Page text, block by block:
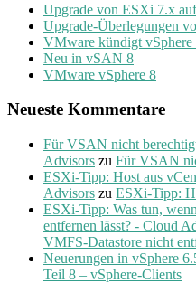
Upgrade von ESXi 7.x
Upgrade-Überlegungen
VMware kündigt
Neu in vSAN 8
VMware vSphere 8
Neueste Kommentare
Für VSAN nicht
Advisors zu Für VSAN
ESXi-Tipp: Host aus
Advisors zu ESXi-Tipp:
ESXi-Tipp: Was tun,
entfernen lässt? - Cloud
VMFS-Datastore nicht
Neuerungen in vSphere
Teil 8 – vSphere-Clients